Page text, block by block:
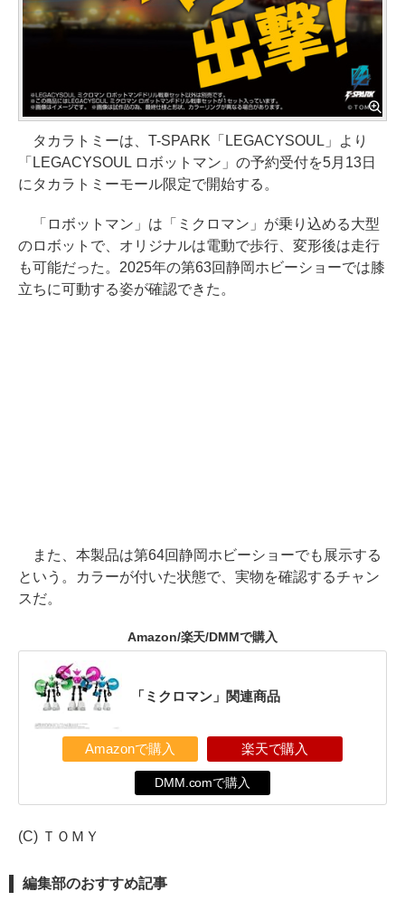
タカラトミーは、T-SPARK「LEGACYSOUL」より
「LEGACYSOUL ロボットマン」の予約受付を5月13日
にタカラトミーモール限定で開始する。
「ロボットマン」は「ミクロマン」が乗り込める大型
のロボットで、オリジナルは電動で歩行、変形後は走行
も可能だった。2025年の第63回静岡ホビーショーでは膝
立ちに可動する姿が確認できた。
また、本製品は第64回静岡ホビーショーでも展示する
という。カラーが付いた状態で、実物を確認するチャン
スだ。
Amazon/楽天/DMMで購入
「ミクロマン」関連商品
Amazonで購入 楽天で購入
DMM.comで購入
(C) ＴＯＭＹ
編集部のおすすめ記事